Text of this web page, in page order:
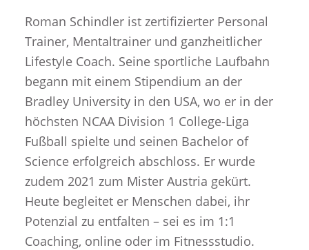
Roman Schindler ist zertifizierter Personal
Trainer, Mentaltrainer und ganzheitlicher
Lifestyle Coach. Seine sportliche Laufbahn
begann mit einem Stipendium an der
Bradley University in den USA, wo er in der
höchsten NCAA Division 1 College-Liga
Fußball spielte und seinen Bachelor of
Science erfolgreich abschloss. Er wurde
zudem 2021 zum Mister Austria gekürt.
Heute begleitet er Menschen dabei, ihr
Potenzial zu entfalten – sei es im 1:1
Coaching, online oder im Fitnessstudio.